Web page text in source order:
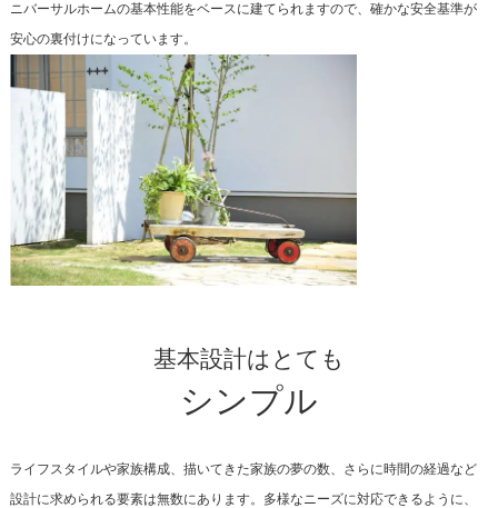
ニバーサルホームの基本性能をベースに建てられますので、確かな安全基準が
安心の裏付けになっています。
基本設計はとても
シンプル
ライフスタイルや家族構成、描いてきた家族の夢の数、さらに時間の経過など
設計に求められる要素は無数にあります。多様なニーズに対応できるように、